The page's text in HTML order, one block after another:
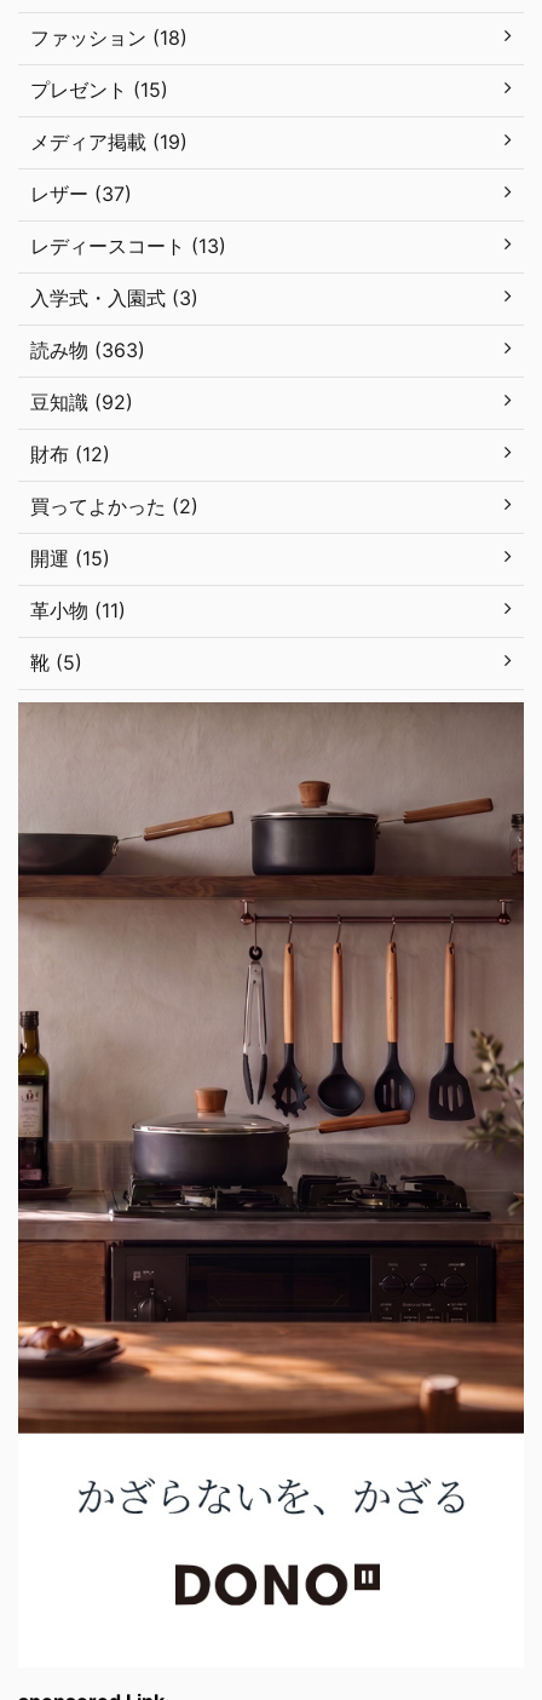
ファッション (18)
プレゼント (15)
メディア掲載 (19)
レザー (37)
レディースコート (13)
入学式・入園式 (3)
読み物 (363)
豆知識 (92)
財布 (12)
買ってよかった (2)
開運 (15)
革小物 (11)
靴 (5)